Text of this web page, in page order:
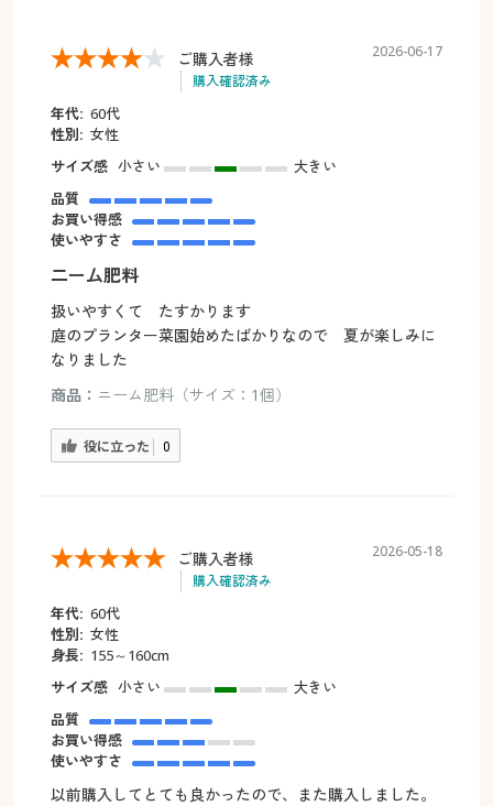
ご購入者様
購入確認済み
2026-06-17
年代: 60代
性別: 女性
サイズ感 小さい
大きい
品質
お買い得感
使いやすさ
二ー厶肥料
扱いやすくて たすかります
庭のプランター菜園始めたばかりなので 夏が楽しみに
なりました
商品： ニーム肥料（サイズ：1個）
役に立った 0
ご購入者様
購入確認済み
2026-05-18
年代: 60代
性別: 女性
身長: 155～160cm
サイズ感 小さい
大きい
品質
お買い得感
使いやすさ
以前購入してとても良かったので、また購入しました。